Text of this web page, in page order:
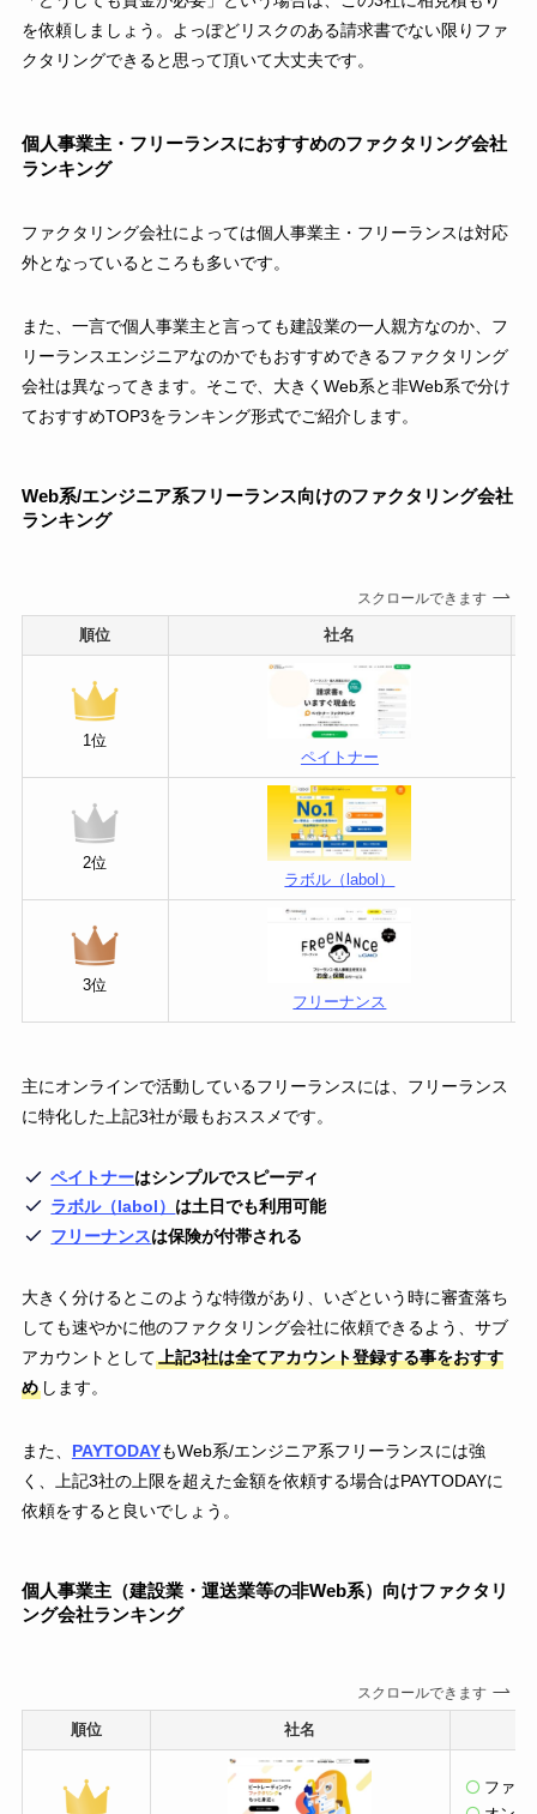
を依頼しましょう。よっぽどリスクのある請求書でない限りファ
クタリングできると思って頂いて大丈夫です。
個人事業主・フリーランスにおすすめのファクタリング会社
ランキング
ファクタリング会社によっては個人事業主・フリーランスは対応
外となっているところも多いです。
また、一言で個人事業主と言っても建設業の一人親方なのか、フ
リーランスエンジニアなのかでもおすすめできるファクタリング
会社は異なってきます。そこで、大きくWeb系と非Web系で分け
ておすすめTOP3をランキング形式でご紹介します。
Web系/エンジニア系フリーランス向けのファクタリング会社
ランキング
スクロールできます
順位 社名
1位
ペイトナー
2位
ラボル（labol）
3位
フリーナンス
主にオンラインで活動しているフリーランスには、フリーランス
に特化した上記3社が最もおススメです。
ペイトナーはシンプルでスピーディ
ラボル（labol） は土日でも利用可能
フリーナンスは保険が付帯される
大きく分けるとこのような特徴があり、いざという時に審査落ち
しても速やかに他のファクタリング会社に依頼できるよう、サブ
アカウントとして上記3社は全てアカウント登録する事をおすす
めします。
また、 PAYTODAYもWeb系/エンジニア系フリーランスには強
く、上記3社の上限を超えた金額を依頼する場合はPAYTODAYに
依頼をすると良いでしょう。
個人事業主（建設業・ 運送業等の非Web系）向けファクタリ
ング会社ランキング
スクロールできます
順位 社名
ファク